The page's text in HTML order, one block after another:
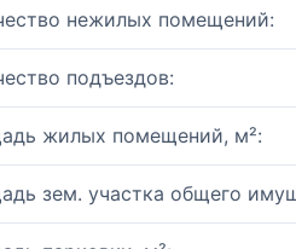
нежилых помещений:
подъездов:
жилых помещений, м²:
зем. участка общего